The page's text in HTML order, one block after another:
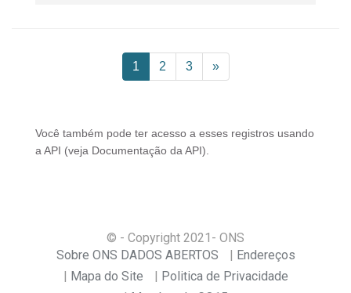
1 2 3 »
Você também pode ter acesso a esses registros usando
a API (veja Documentação da API ).
© - Copyright 2021 - ONS
Sobre ONS DADOS ABERTOS
Endereços
Mapa do Site
Politica de Privacidade